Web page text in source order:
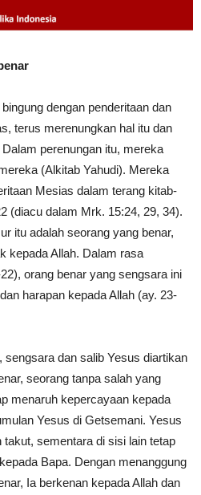
dengan penderitaan dan
terus merenungkan hal itu dan
perenungan itu, mereka
(Alkitab Yahudi). Mereka
Mesias dalam terang kitab-
(diacu dalam Mrk. 15:24, 29, 34).
itu adalah seorang yang benar,
kepada Allah. Dalam rasa
orang benar yang sengsara ini
harapan kepada Allah (ay. 23-
sengsara dan salib Yesus diartikan
seorang tanpa salah yang
menaruh kepercayaan kepada
Yesus di Getsemani. Yesus
sementara di sisi lain tetap
Bapa. Dengan menanggung
Ia berkenan kepada Allah dan